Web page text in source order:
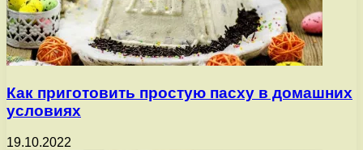
Как приготовить простую пасху в домашних
условиях
19.10.2022